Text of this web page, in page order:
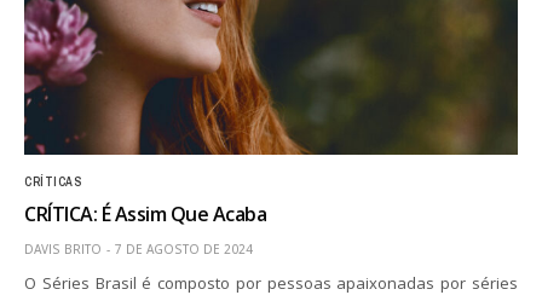
CRÍTICAS
CRÍTICA: É Assim Que Acaba
DAVIS BRITO 7 DE AGOSTO DE 2024
O Séries Brasil é composto por pessoas apaixonadas por séries